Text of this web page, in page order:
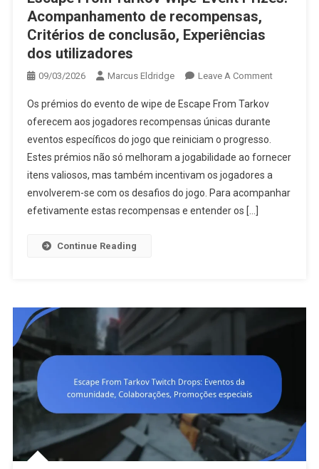
Acompanhamento de recompensas,
Critérios de conclusão, Experiências
dos utilizadores
09/03/2026 Marcus Eldridge Leave A CommentOn
Event
Prizes:
Os prémios do evento de wipe de Escape From Tarkov
oferecem aos jogadores recompensas únicas durante
eventos específicos do jogo que reiniciam o progresso.
Estes prémios não só melhoram a jogabilidade ao fornecer
itens valiosos, mas também incentivam os jogadores a
envolverem-se com os desafios do jogo. Para acompanhar
efetivamente estas recompensas e entender os […]
Continue Reading